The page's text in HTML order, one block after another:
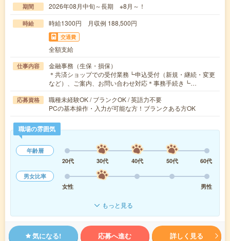
期間 2026年08月中旬～長期 ※8月～！
時給 時給1300円 月収例 188,500円
交通費
全額支給
仕事内容
金融事務（生保・損保）
＊共済ショップでの受付業務┗申込受付（新規・継続・変更
など）、ご案内、お問い合わせ対応＊事務手続き┗…
応募資格
職種未経験OK / ブランクOK / 英語力不要
PCの基本操作・入力が可能な方！ブランクある方OK
職場の雰囲気
年齢層
20代
30代 40代 50代
60代
男女比率
女性
男性
もっと見る
気になる! 応募へ進む 詳しく見る